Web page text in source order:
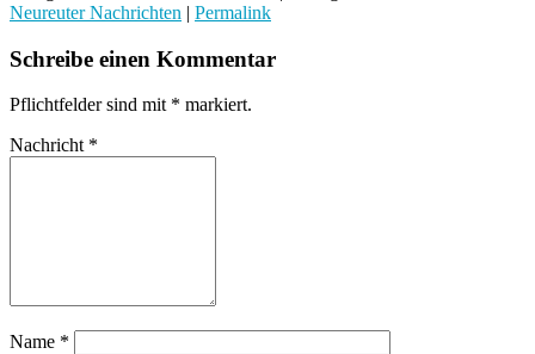
Neureuter Nachrichten | Permalink
Schreibe einen Kommentar
Pflichtfelder sind mit * markiert.
Nachricht *
Name *